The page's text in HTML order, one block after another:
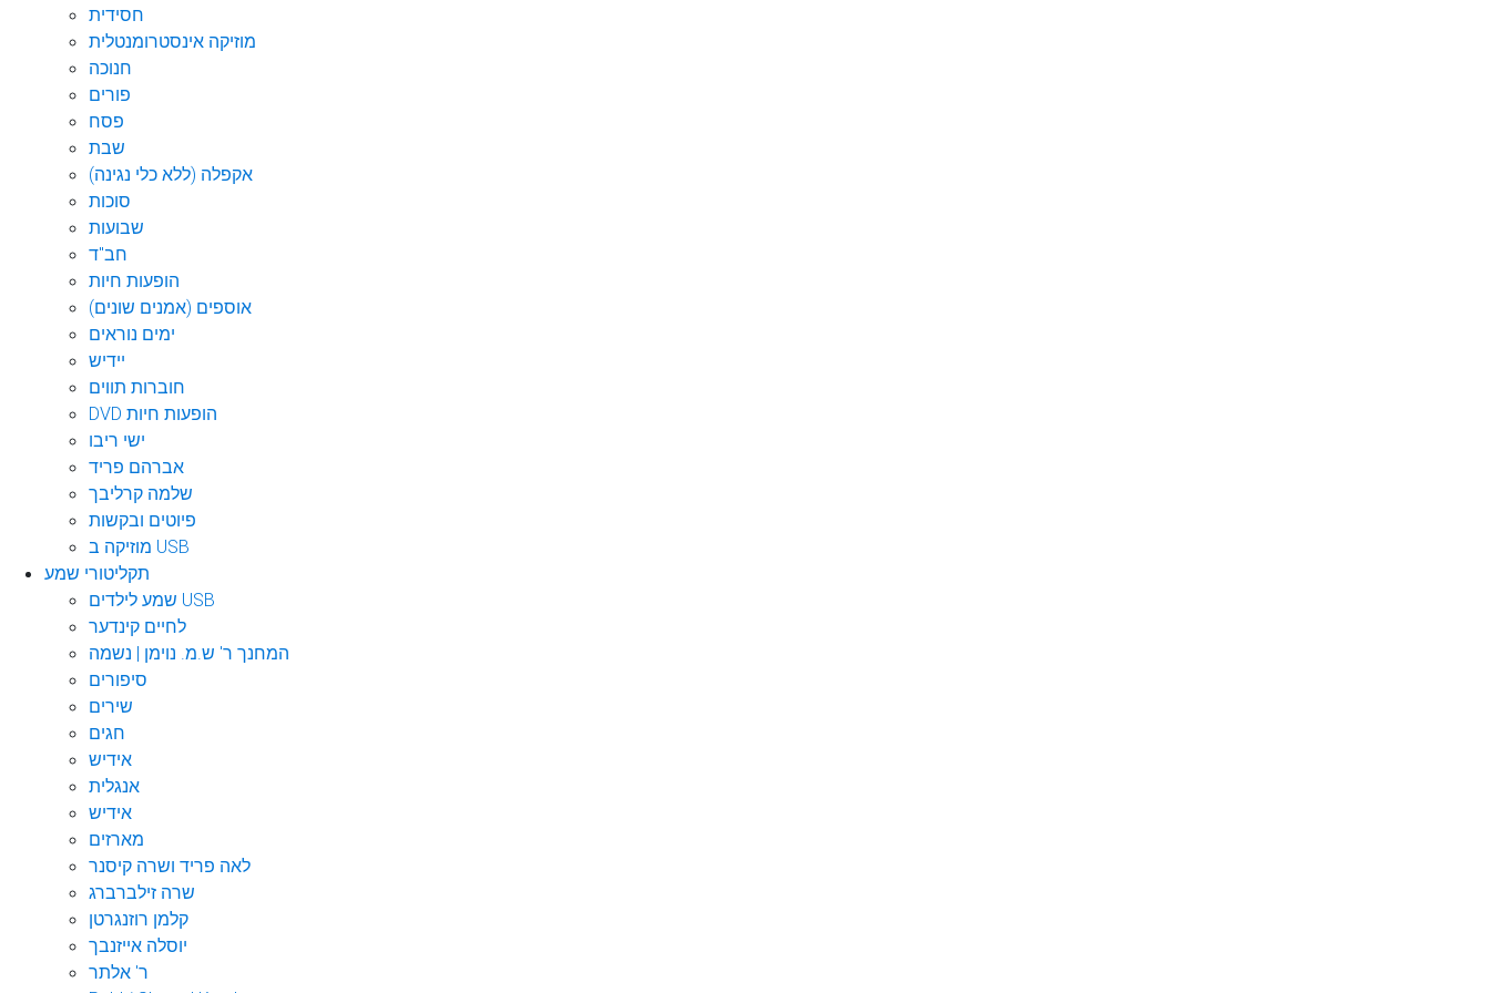
חסידית
מוזיקה אינסטרומנטלית
חנוכה
פורים
פסח
שבת
אקפלה (ללא כלי נגינה)
סוכות
שבועות
חב"ד
הופעות חיות
אוספים (אמנים שונים)
ימים נוראים
יידיש
חוברות תווים
DVD הופעות חיות
ישי ריבו
אברהם פריד
שלמה קרליבך
פיוטים ובקשות
מוזיקה ב USB
תקליטורי שמע
שמע לילדים USB
לחיים קינדער
המחנך ר' ש.מ. נוימן | נשמה
סיפורים
שירים
חגים
אידיש
אנגלית
אידיש
מארזים
לאה פריד ושרה קיסנר
שרה זילברברג
קלמן רוזנגרטן
יוסלה אייזנבך
ר' אלתר